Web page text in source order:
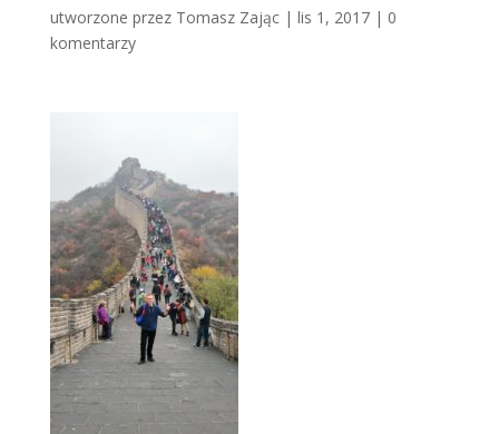
utworzone przez Tomasz Zając| lis 1, 2017| 0
komentarzy